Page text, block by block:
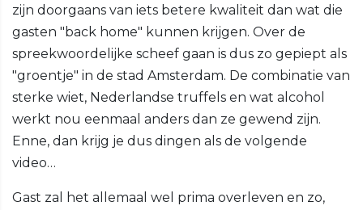
zijn doorgaans van iets betere kwaliteit dan wat die
gasten "back home" kunnen krijgen. Over de
spreekwoordelijke scheef gaan is dus zo gepiept als
"groentje" in de stad Amsterdam. De combinatie van
sterke wiet, Nederlandse truffels en wat alcohol
werkt nou eenmaal anders dan ze gewend zijn.
Enne, dan krijg je dus dingen als de volgende
video…
Gast zal het allemaal wel prima overleven en zo,